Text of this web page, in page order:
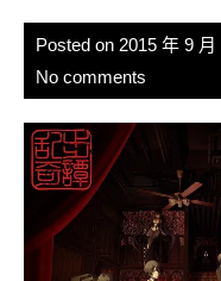
Posted on 2015 年 9 月
No comments